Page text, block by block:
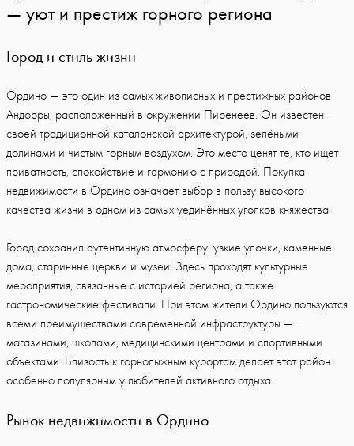
— уют и престиж горного региона
Город и стиль жизни
Ордино — это один из самых живописных и престижных районов
Андорры, расположенный в окружении Пиренеев. Он известен
своей традиционной каталонской архитектурой, зелёными
долинами и чистым горным воздухом. Это место ценят те, кто ищет
приватность, спокойствие и гармонию с природой. Покупка
недвижимости в Ордино означает выбор в пользу высокого
качества жизни в одном из самых уединённых уголков княжества.
Город сохранил аутентичную атмосферу: узкие улочки, каменные
дома, старинные церкви и музеи. Здесь проходят культурные
мероприятия, связанные с историей региона, а также
гастрономические фестивали. При этом жители Ордино пользуются
всеми преимуществами современной инфраструктуры —
магазинами, школами, медицинскими центрами и спортивными
объектами. Близость к горнолыжным курортам делает этот район
особенно популярным у любителей активного отдыха.
Рынок недвижимости в Ордино